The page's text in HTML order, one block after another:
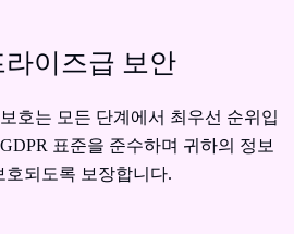
이즈급 보안
호는 모든 단계에서 최우선 순위입
표준을 준수하며 귀하의 정보
호되도록 보장합니다.